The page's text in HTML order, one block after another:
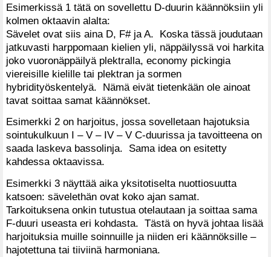
Esimerkissä 1 tätä on sovellettu D-duurin käännöksiin yli
kolmen oktaavin alalta:
Sävelet ovat siis aina D, F# ja A. Koska tässä joudutaan
jatkuvasti harppomaan kielien yli, näppäilyssä voi harkita
joko vuoronäppäilyä plektralla, economy pickingia
viereisille kielille tai plektran ja sormen
hybridityöskentelyä. Nämä eivät tietenkään ole ainoat
tavat soittaa samat käännökset.
Esimerkki 2 on harjoitus, jossa sovelletaan hajotuksia
sointukulkuun I – V – IV – V C-duurissa ja tavoitteena on
saada laskeva bassolinja. Sama idea on esitetty
kahdessa oktaavissa.
Esimerkki 3 näyttää aika yksitotiselta nuottiosuutta
katsoen: sävelethän ovat koko ajan samat.
Tarkoituksena onkin tutustua otelautaan ja soittaa sama
F-duuri useasta eri kohdasta. Tästä on hyvä johtaa lisää
harjoituksia muille soinnuille ja niiden eri käännöksille –
hajotettuna tai tiiviinä harmoniana.